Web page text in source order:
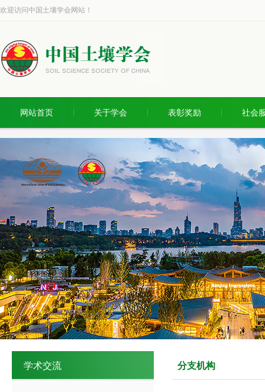
欢迎访问中国土壤学会网站！
网站首页 关于学会 表彰奖励 社会
学术交流 分支机构